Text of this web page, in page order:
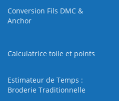
Conversion Fils DMC &
Anchor
Calculatrice toile et points
Estimateur de Temps :
Broderie Traditionnelle